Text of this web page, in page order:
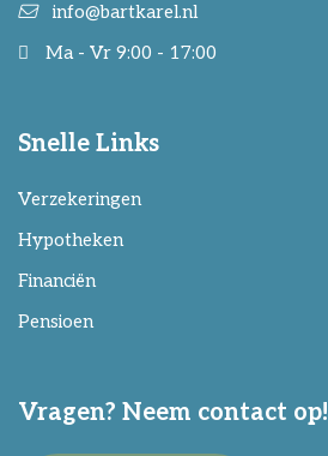
info@bartkarel.nl
Ma - Vr 9:00 - 17:00
Snelle Links
Verzekeringen
Hypotheken
Financiën
Pensioen
Vragen? Neem contact op!